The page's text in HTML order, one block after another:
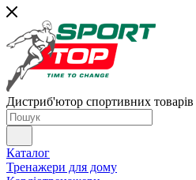
Дистриб'ютор спортивних товарів
Каталог
Тренажери для дому